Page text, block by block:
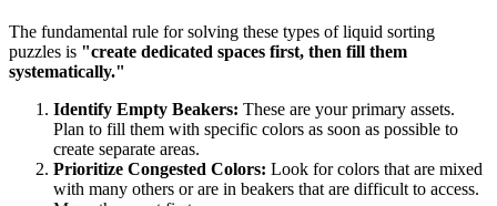
The fundamental rule for solving these types of liquid sorting
puzzles is "create dedicated spaces first, then fill them
systematically."
Identify Empty Beakers: These are your primary assets.
Plan to fill them with specific colors as soon as possible to
create separate areas.
Prioritize Congested Colors: Look for colors that are mixed
with many others or are in beakers that are difficult to access.